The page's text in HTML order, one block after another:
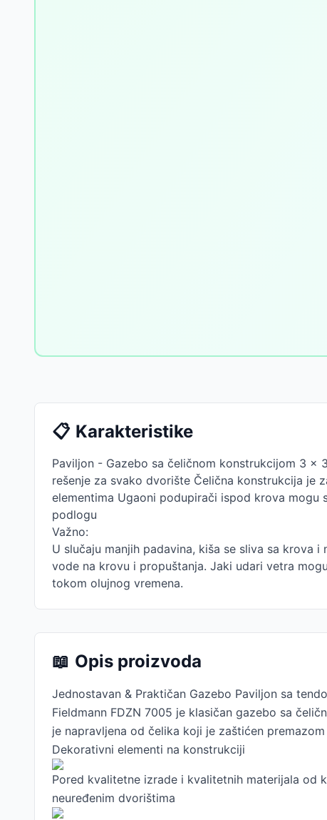
📋 Karakteristike
Paviljon - Gazebo sa čeličnom konstrukcijom 3 x
rešenje za svako dvorište Čelična konstrukcija je
elementima Ugaoni podupirači ispod krova
podlogu
Važno:
U slučaju manjih padavina, kiša se sliva sa krova
vode na krovu i propuštanja. Jaki udari vetra
tokom olujnog vremena.
📖 Opis proizvoda
Jednostavan & Praktičan Gazebo Paviljon sa
Fieldmann FDZN 7005 je klasičan gazebo sa
je napravljena od čelika koji je zaštićen
Dekorativni elementi na konstrukciji
Pored kvalitetne izrade i kvalitetnih materijala od
neuređenim dvorištima